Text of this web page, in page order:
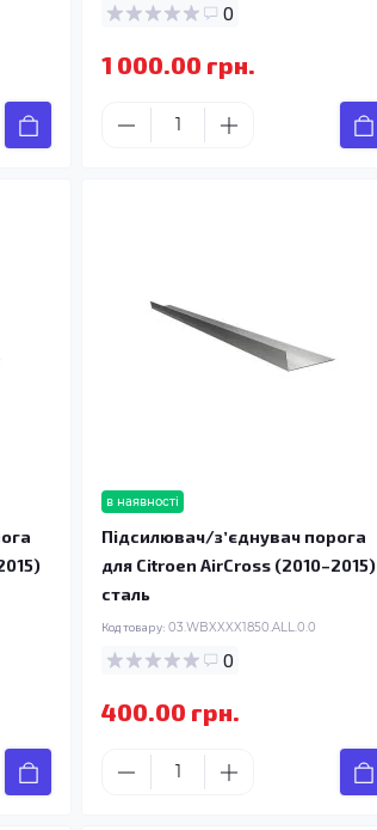
0
1 000.00 грн.
в наявності
Підсилювач/зʼєднувач порога
для Citroen AirCross (2010–2015)
сталь
Код товару: 03.WBXXXX1850.ALL.0.0
0
400.00 грн.